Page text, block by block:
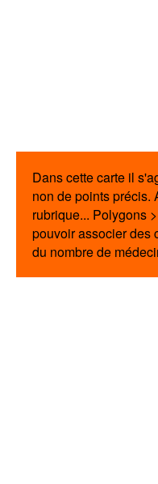
Dans cette carte il
non de points précis.
rubrique... Polygons
pouvoir associer des
du nombre de